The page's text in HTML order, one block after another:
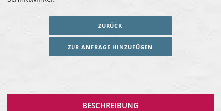
ZURÜCK
ZUR ANFRAGE HINZUFÜGEN
BESCHREIBUNG